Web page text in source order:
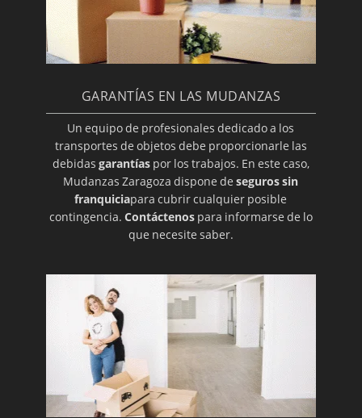
GARANTÍAS EN LAS MUDANZAS
Un equipo de profesionales dedicado a los
transportes de objetos debe proporcionarle las
debidas garantíaspor los trabajos. En este caso,
Mudanzas Zaragoza dispone deseguros sin
franquiciapara cubrir cualquier posible
contingencia. Contáctenospara informarse de lo
que necesite saber.